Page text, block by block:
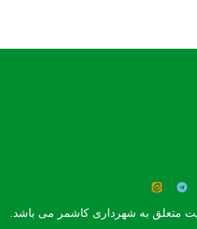
متعلق به شهرداری کاشمر می باشد.